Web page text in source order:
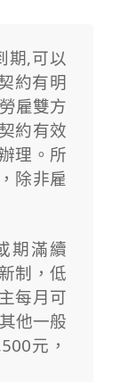
期,可以
約有明
雇雙方
約有效
理。所
除非雇
期滿續
制，低
每月可
他一般
元，